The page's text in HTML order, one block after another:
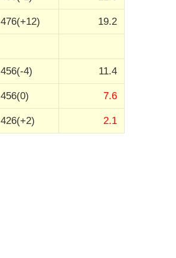
476(+12) 19.2
456(-4) 11.4
456(0) 7.6
426(+2) 2.1